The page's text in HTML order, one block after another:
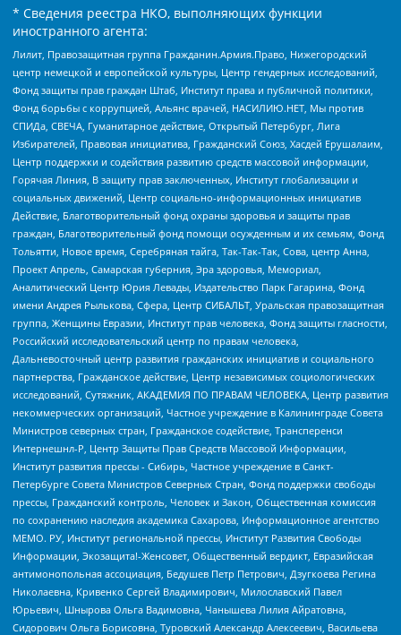
* Сведения реестра НКО, выполняющих функции
иностранного агента:
Лилит, Правозащитная группа Гражданин.Армия.Право, Нижегородский
центр немецкой и европейской культуры, Центр гендерных исследований,
Фонд защиты прав граждан Штаб, Институт права и публичной политики,
Фонд борьбы с коррупцией, Альянс врачей, НАСИЛИЮ.НЕТ, Мы против
СПИДа, СВЕЧА, Гуманитарное действие, Открытый Петербург, Лига
Избирателей, Правовая инициатива, Гражданский Союз, Хасдей Ерушалаим,
Центр поддержки и содействия развитию средств массовой информации,
Горячая Линия, В защиту прав заключенных, Институт глобализации и
социальных движений, Центр социально-информационных инициатив
Действие, Благотворительный фонд охраны здоровья и защиты прав
граждан, Благотворительный фонд помощи осужденным и их семьям, Фонд
Тольятти, Новое время, Серебряная тайга, Так-Так-Так, Сова, центр Анна,
Проект Апрель, Самарская губерния, Эра здоровья, Мемориал,
Аналитический Центр Юрия Левады, Издательство Парк Гагарина, Фонд
имени Андрея Рылькова, Сфера, Центр СИБАЛЬТ, Уральская правозащитная
группа, Женщины Евразии, Институт прав человека, Фонд защиты гласности,
Российский исследовательский центр по правам человека,
Дальневосточный центр развития гражданских инициатив и социального
партнерства, Гражданское действие, Центр независимых социологических
исследований, Сутяжник, АКАДЕМИЯ ПО ПРАВАМ ЧЕЛОВЕКА, Центр развития
некоммерческих организаций, Частное учреждение в Калининграде Совета
Министров северных стран, Гражданское содействие, Трансперенси
Интернешнл-Р, Центр Защиты Прав Средств Массовой Информации,
Институт развития прессы - Сибирь, Частное учреждение в Санкт-
Петербурге Совета Министров Северных Стран, Фонд поддержки свободы
прессы, Гражданский контроль, Человек и Закон, Общественная комиссия
по сохранению наследия академика Сахарова, Информационное агентство
МЕМО. РУ, Институт региональной прессы, Институт Развития Свободы
Информации, Экозащита!-Женсовет, Общественный вердикт, Евразийская
антимонопольная ассоциация, Бедушев Петр Петрович, Дзугкоева Регина
Николаевна, Кривенко Сергей Владимирович, Милославский Павел
Юрьевич, Шнырова Ольга Вадимовна, Чанышева Лилия Айратовна,
Сидорович Ольга Борисовна, Туровский Александр Алексеевич, Васильева